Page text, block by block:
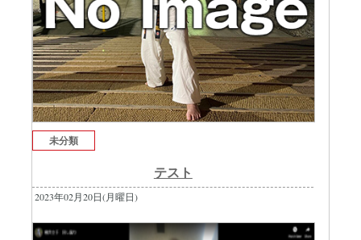
未分類
テスト
2023年02月20日(月曜日)